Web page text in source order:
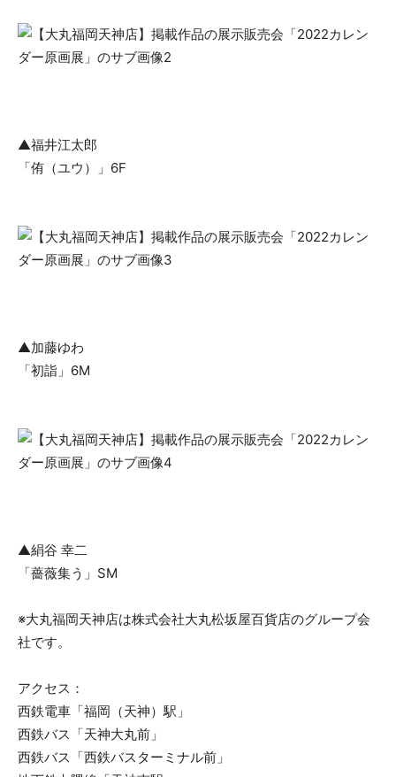
▲福井江太郎
「侑（ユウ）」6F
▲加藤ゆわ
「初詣」6M
▲絹谷 幸二
「薔薇集う」SM
※大丸福岡天神店は株式会社大丸松坂屋百貨店のグループ会
社です。
アクセス：
西鉄電車「福岡（天神）駅」
西鉄バス「天神大丸前」
西鉄バス「西鉄バスターミナル前」